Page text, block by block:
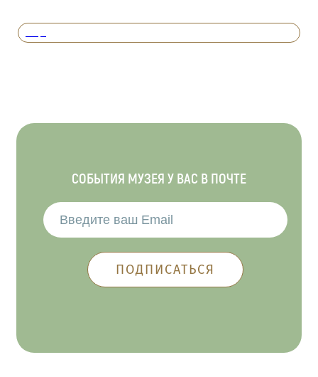
СОБЫТИЯ МУЗЕЯ У ВАС В ПОЧТЕ